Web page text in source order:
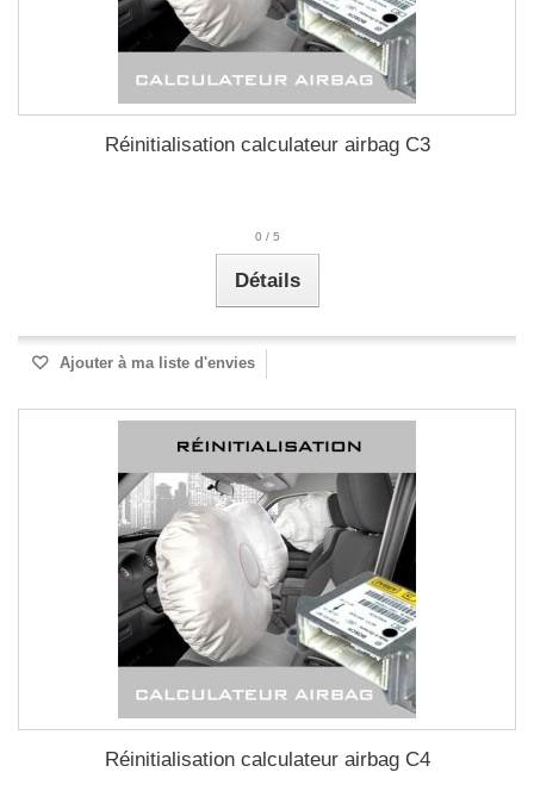
Réinitialisation calculateur airbag C3
0 / 5
Détails
Ajouter à ma liste d'envies
Réinitialisation calculateur airbag C4